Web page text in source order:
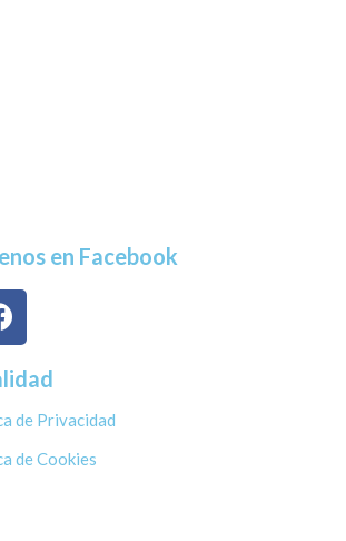
en Facebook
de Privacidad
de Cookies